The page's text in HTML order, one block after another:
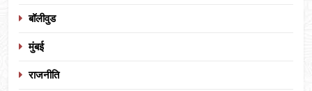
बॉलीवुड
मुंबई
राजनीति